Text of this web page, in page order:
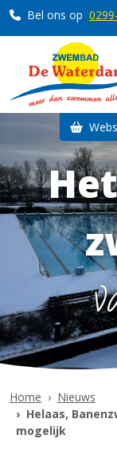
Bel ons op
Home
Nieuws
Helaas,
mogelijk